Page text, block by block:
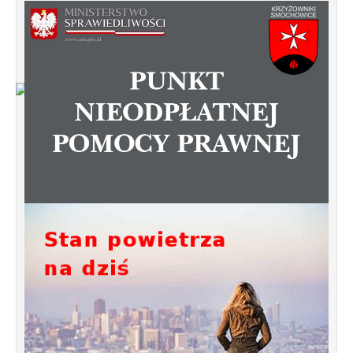
Od 1 stycznia 2023 roku zmiany w
funkcjonowaniu linii autobusowych
kursujących na Krzyżowniki-Smochowice